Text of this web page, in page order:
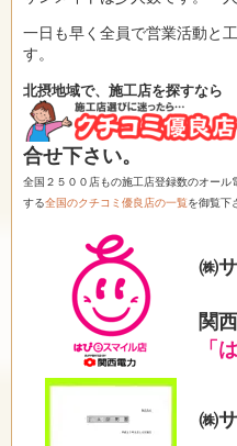
一日も早く全員で営業活動と
す。
北摂地域で、施工店を探すなら
合せ下さい。
全国２５００店もの施工店登録数のオー
する全国のクチコミ優良店の一覧を御覧下
㈱
関
「
㈱